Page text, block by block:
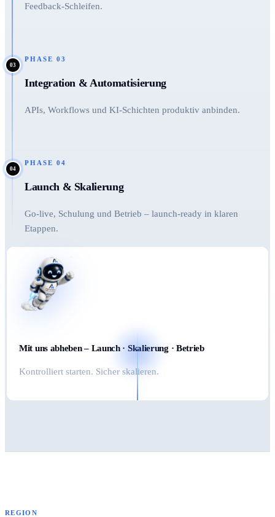
Feedback-Schleifen.
03
PHASE 03
Integration & Automatisierung
APIs, Workflows und KI-Schichten produktiv anbinden.
04
PHASE 04
Launch & Skalierung
Go-live, Schulung und Betrieb – launch-ready in klaren
Etappen.
Mit uns abheben – Launch · Skalierung · Betrieb
Kontrolliert starten. Sicher skalieren.
REGION